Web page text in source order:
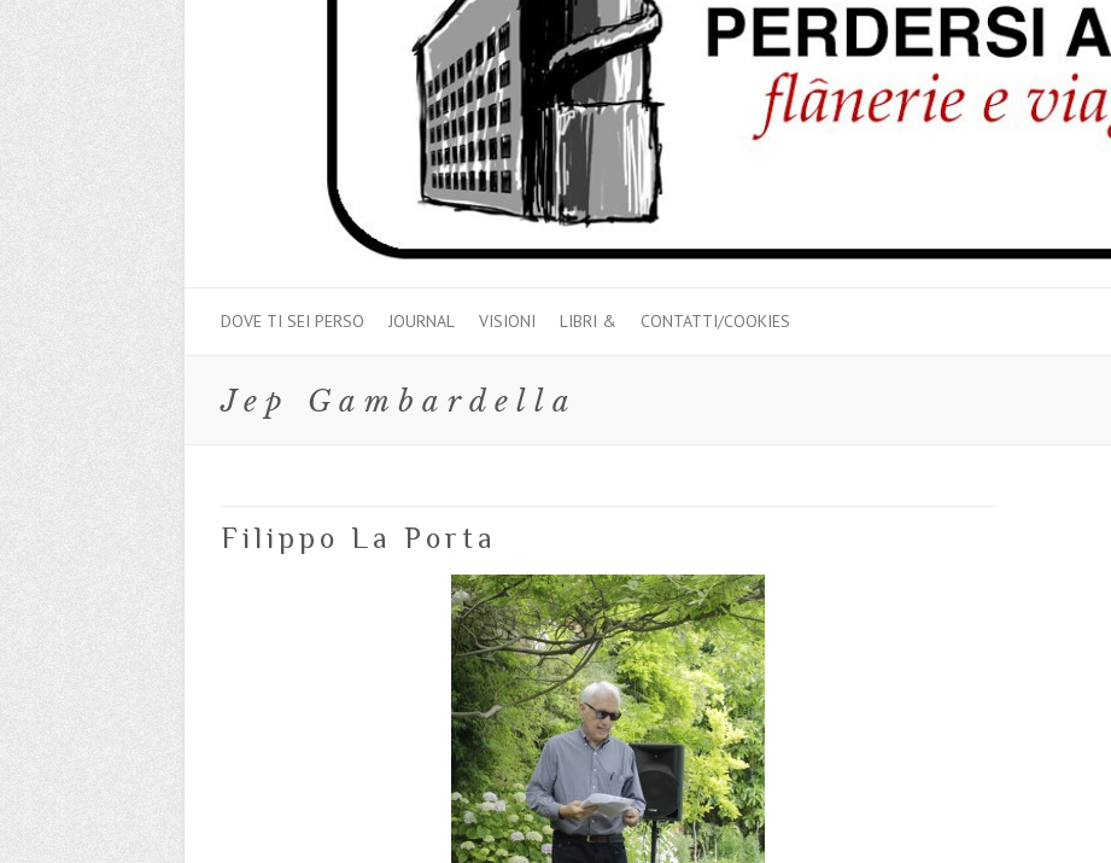
DOVE TI SEI PERSO JOURNAL VISIONI LIBRI & CONTATTI/COOKIES
Jep Gambardella
Filippo La Porta